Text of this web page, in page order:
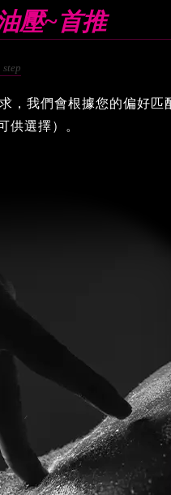
壓~首推
，我們會根據您的偏好匹
供選擇）。